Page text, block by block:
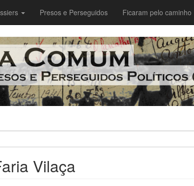
Presos e Perseguidos Ficaram pelo caminho
Vilaça